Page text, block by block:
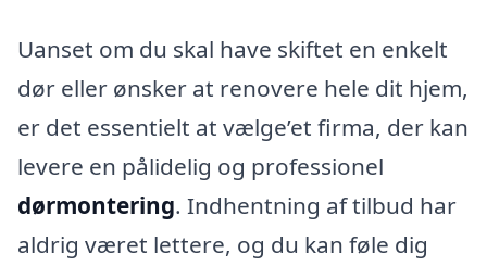
Uanset om du skal have skiftet en enkelt
dør eller ønsker at renovere hele dit hjem,
er det essentielt at vælge’et firma, der kan
levere en pålidelig og professionel
dørmontering. Indhentning af tilbud har
aldrig været lettere, og du kan føle dig